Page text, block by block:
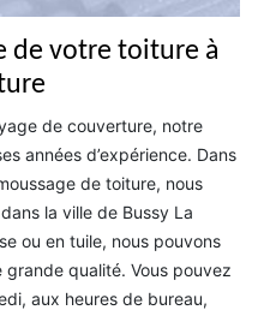
de votre toiture à
de couverture, notre
années d’expérience. Dans
de toiture, nous
la ville de Bussy La
ou en tuile, nous pouvons
grande qualité. Vous pouvez
aux heures de bureau,